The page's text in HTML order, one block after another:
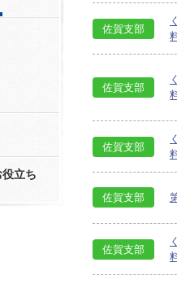
役立ち
佐賀支部
佐賀支部
佐賀支部
佐賀支部
佐賀支部